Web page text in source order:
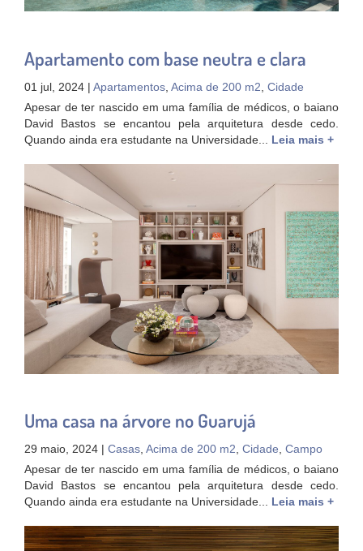
Apartamento com base neutra e clara
01 jul, 2024 | Apartamentos Acima de 200 m2 Cidade
Apesar de ter nascido em uma família de médicos, o baiano
David Bastos se encantou pela arquitetura desde cedo.
Quando ainda era estudante na Universidade... Leia mais +
Uma casa na árvore no Guarujá
29 maio, 2024 | Casas, Acima de 200 m2, Cidade, Campo
Apesar de ter nascido em uma família de médicos, o baiano
David Bastos se encantou pela arquitetura desde cedo.
Quando ainda era estudante na Universidade... Leia mais +